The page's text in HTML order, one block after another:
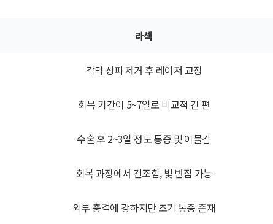
라섹
각막 상피 제거 후 레이저 교정
회복 기간이 5~7일로 비교적 긴 편
수술 후 2~3일 정도 통증 및 이물감
회복 과정에서 건조함, 빛 번짐 가능
외부 충격에 강하지만 초기 통증 존재